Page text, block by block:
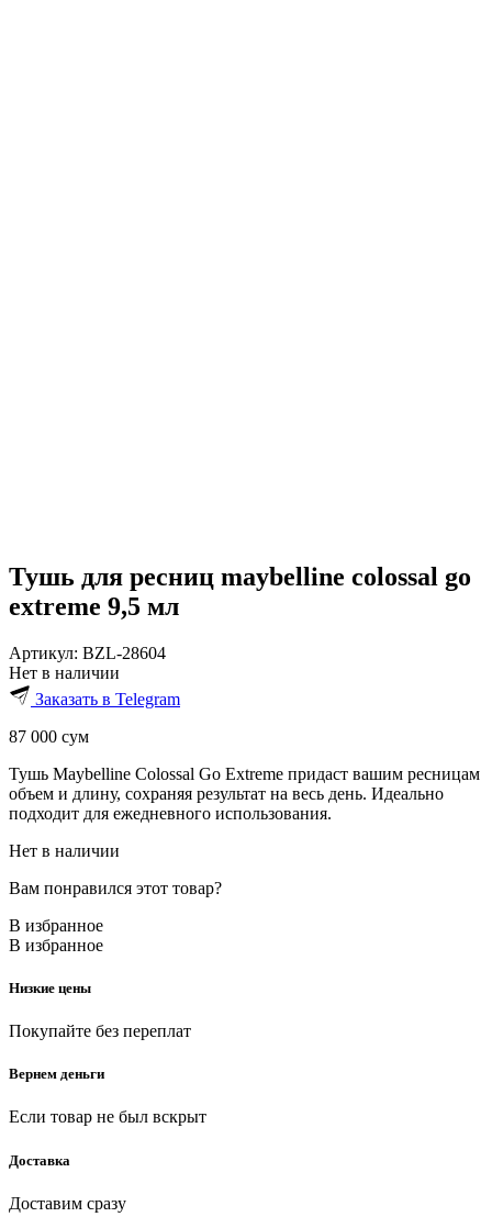
Тушь для ресниц maybelline colossal go
extreme 9,5 мл
Артикул: BZL-28604
Нет в наличии
Заказать в Telegram
87 000 сум
Тушь Maybelline Colossal Go Extreme придаст вашим ресницам
объем и длину, сохраняя результат на весь день. Идеально
подходит для ежедневного использования.
Нет в наличии
Вам понравился этот товар?
В избранное
В избранное
Низкие цены
Покупайте без переплат
Вернем деньги
Если товар не был вскрыт
Доставка
Доставим сразу